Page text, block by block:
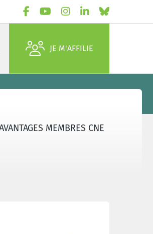
JE M'AFFILIE
MEMBRES CNE